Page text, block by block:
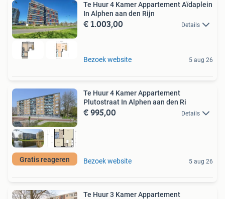
Te Huur 4 Kamer Appartement Aïdaplein
In Alphen aan den Rijn
€ 1.003,00 Details
Bezoek website 5 aug 26
Gratis reageren
Te Huur 4 Kamer Appartement
Plutostraat In Alphen aan den Ri
€ 995,00 Details
Bezoek website 5 aug 26
Te Huur 3 Kamer Appartement